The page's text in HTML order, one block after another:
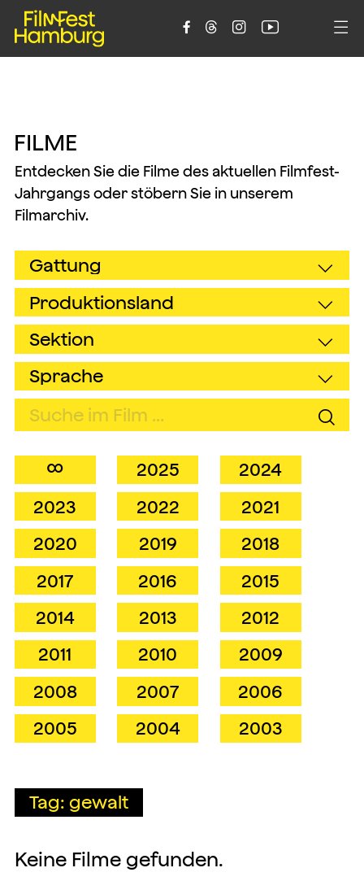
    
FILME
Entdecken Sie die Filme des aktuellen Filmfest-
Jahrgangs oder stöbern Sie in unserem
Filmarchiv.
∞ 2025
2024
2023
2022
2021
2020
2019
2018
2017
2016
2015
2014
2013
2012
2011
2010
2009
2008
2007
2006
2005
2004 2003
Tag: gewalt
Keine Filme gefunden.